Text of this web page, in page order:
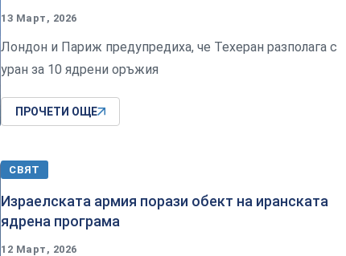
13 Март, 2026
Лондон и Париж предупредиха, че Техеран разполага с
уран за 10 ядрени оръжия
ПРОЧЕТИ ОЩЕ
СВЯТ
Израелската армия порази обект на иранската
ядрена програма
12 Март, 2026